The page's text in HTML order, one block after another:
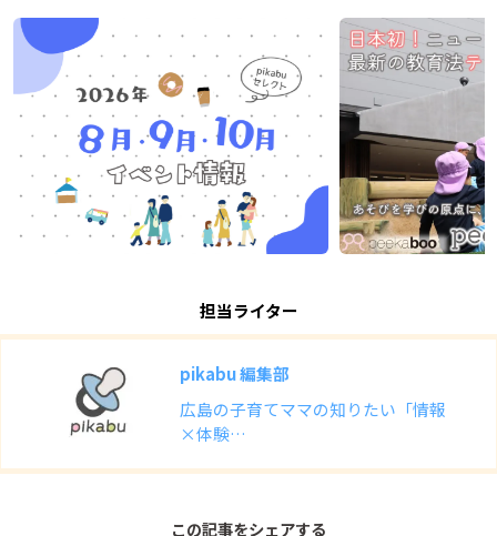
担当ライター
pikabu 編集部
広島の子育てママの知りたい「情報
×体験…
この記事をシェアする